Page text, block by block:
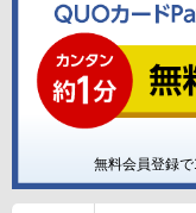
無料会員登録で